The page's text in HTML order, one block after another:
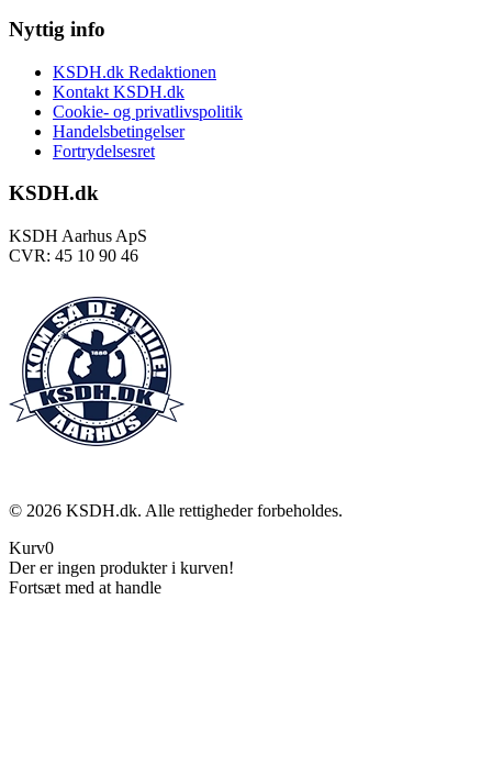
Nyttig info
KSDH.dk Redaktionen
Kontakt KSDH.dk
Cookie- og privatlivspolitik
Handelsbetingelser
Fortrydelsesret
KSDH.dk
KSDH Aarhus ApS
CVR: 45 10 90 46
© 2026 KSDH.dk. Alle rettigheder forbeholdes.
Kurv0
Der er ingen produkter i kurven!
Fortsæt med at handle